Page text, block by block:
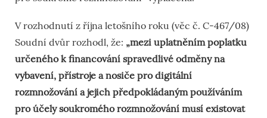
V rozhodnutí z října letošního roku (věc č. C-467/08)
Soudní dvůr rozhodl, že: „mezi uplatněním poplatku
určeného k financování spravedlivé odměny na
vybavení, přístroje a nosiče pro digitální
rozmnožování a jejich předpokládaným používáním
pro účely soukromého rozmnožování musí existovat